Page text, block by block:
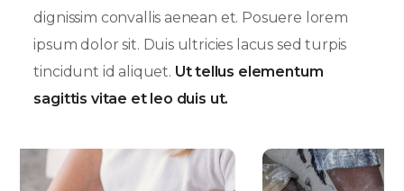
dignissim convallis aenean et. Posuere lorem
ipsum dolor sit. Duis ultricies lacus sed turpis
tincidunt id aliquet. Ut tellus elementum
sagittis vitae et leo duis ut.